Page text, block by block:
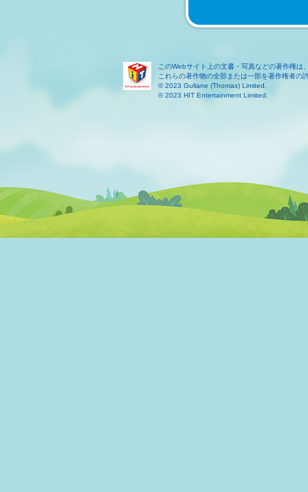
このWebサイト上の文書・写真などの著作権
これらの著作物の全部または一部を著作権者の
© 2023 Gullane (Thomas) Limited.
© 2023 HIT Entertainment Limited.